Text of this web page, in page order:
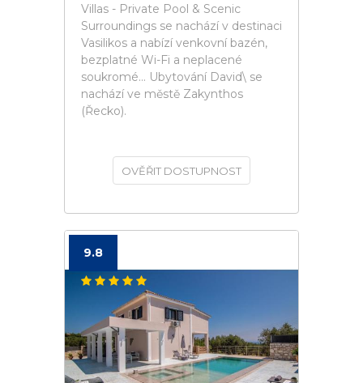
Villas - Private Pool & Scenic
Surroundings se nachází v destinaci
Vasilikos a nabízí venkovní bazén,
bezplatné Wi-Fi a neplacené
soukromé... Ubytování David\ se
nachází ve městě Zakynthos
(Řecko).
OVĚŘIT DOSTUPNOST
9.8